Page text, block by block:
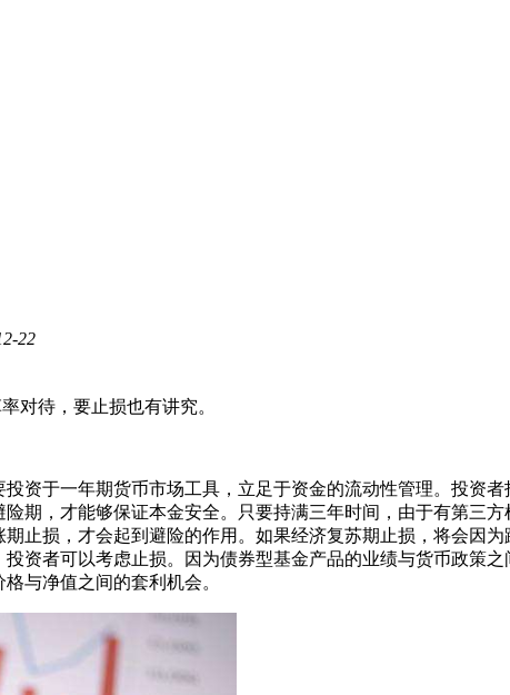
22
对待，要止损也有讲究。
于一年期货币市场工具，立足于资金的流动性管理。投资者
期，才能够保证本金安全。只要持满三年时间，由于有第三
止损，才会起到避险的作用。如果经济复苏期止损，将会因
资者可以考虑止损。因为债券型基金产品的业绩与货币政策
与净值之间的套利机会。